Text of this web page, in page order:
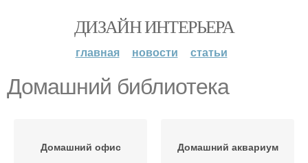
ДИЗАЙН ИНТЕРЬЕРА
главная новости статьи
Домашний библиотека
Домашний офис Домашний аквариум